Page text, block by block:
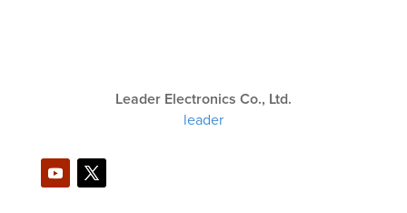
Leader Electronics Co., Ltd.
leader